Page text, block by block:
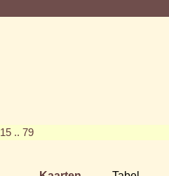
15 .. 79